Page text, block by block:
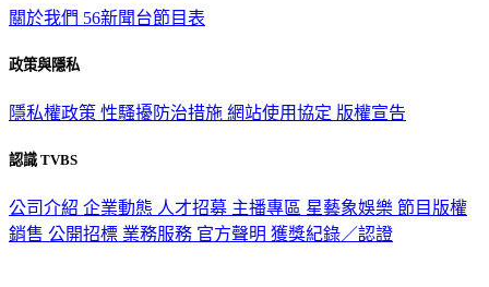
關於我們 56新聞台節目表
政策與隱私
隱私權政策 性騷擾防治措施 網站使用協定 版權宣告
認識 TVBS
公司介紹 企業動態 人才招募 主播專區 星藝象娛樂 節目版權
銷售 公開招標 業務服務 官方聲明 獲獎紀錄／認證